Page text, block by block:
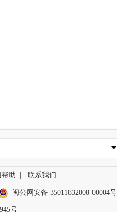
帮助 联系我们
闽公网安备 35011832008-00004号
号